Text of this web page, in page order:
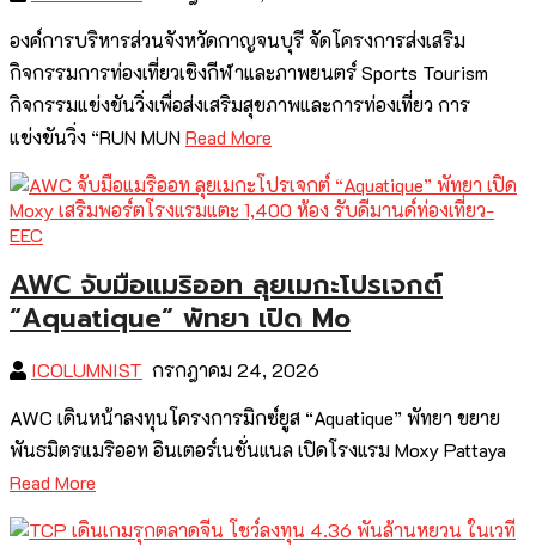
องค์การบริหารส่วนจังหวัดกาญจนบุรี จัดโครงการส่งเสริม
กิจกรรมการท่องเที่ยวเชิงกีฬาและภาพยนตร์ Sports Tourism
กิจกรรมแข่งขันวิ่งเพื่อส่งเสริมสุขภาพและการท่องเที่ยว การ
แข่งขันวิ่ง “RUN MUN Read More
AWC จับมือแมริออท ลุยเมกะโปรเจกต์
“Aquatique” พัทยา เปิด Mo
ICOLUMNIST กรกฎาคม 24, 2026
AWC เดินหน้าลงทุนโครงการมิกซ์ยูส “Aquatique” พัทยา ขยาย
พันธมิตรแมริออท อินเตอร์เนชั่นแนล เปิดโรงแรม Moxy Pattaya
Read More